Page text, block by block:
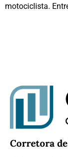
motociclista.
Corretora